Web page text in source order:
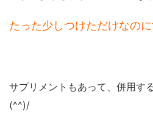
たった少しつけただけなの
サプリメントもあって、併用す
(^^)/